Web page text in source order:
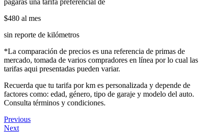
$480 al mes
sin reporte de kilómetros
*La comparación de precios es una referencia de primas de
mercado, tomada de varios compradores en línea por lo cual las
tarifas aqui presentadas pueden variar.
Recuerda que tu tarifa por km es personalizada y depende de
factores como: edad, género, tipo de garaje y modelo del auto.
Consulta términos y condiciones.
Previous
Next